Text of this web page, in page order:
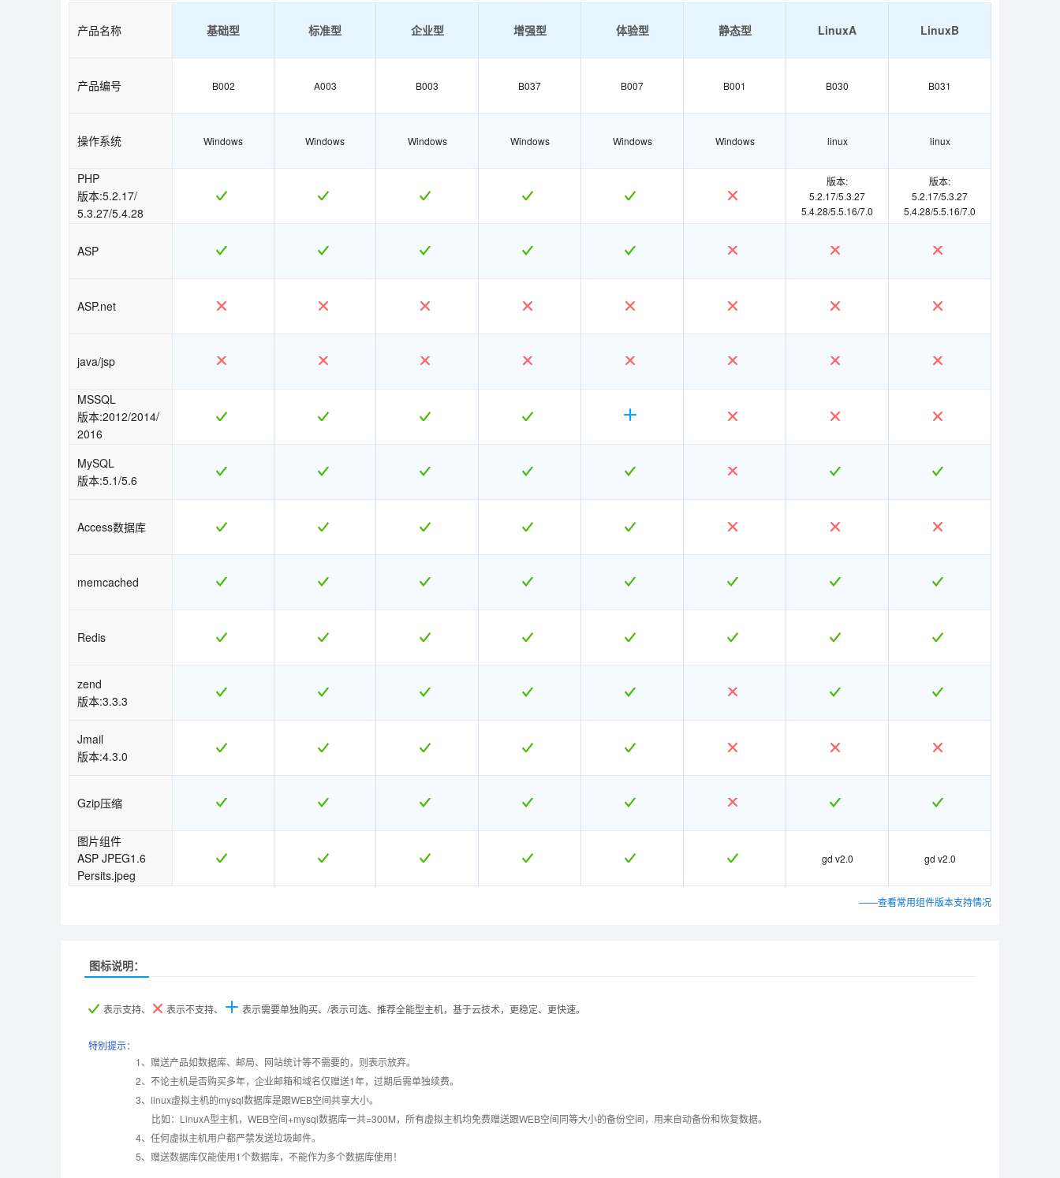
产品名称 基础型 标准型 企业型 增强型 体验型 静态型 LinuxA LinuxB
产品编号 B002 A003 B003 B037 B007 B001 B030 B031
操作系统 Windows Windows Windows Windows Windows Windows linux linux
PHP
版本:5.2.17/
5.3.27/5.4.28
版本:
5.2.17/5.3.27
5.4.28/5.5.16/7.0
版本:
5.2.17/5.3.27
5.4.28/5.5.16/7.0
ASP
ASP.net
java/jsp
MSSQL
版本:2012/2014/
2016
MySQL
版本:5.1/5.6
Access数据库
memcached
Redis
zend
版本:3.3.3
Jmail
版本:4.3.0
Gzip压缩
图片组件
ASP JPEG1.6
Persits.jpeg
gd v2.0 gd v2.0
——查看常用组件版本支持情况
产品名称
错误页面定义
产品名称
数据定期备份
数据自助恢复
图标说明：
表示支持、 表示不支持、 表示需要单独购买、/表示可选、推荐全能型主机，基于云技术，更稳定、更快速。
特别提示：
1、赠送产品如数据库、邮局、网站统计等不需要的，则表示放弃。
2、不论主机是否购买多年，企业邮箱和域名仅赠送1年，过期后需单独续费。
3、linux虚拟主机的mysql数据库是跟WEB空间共享大小。
比如：LinuxA型主机，WEB空间+mysql数据库一共=300M，所有虚拟主机均免费赠送跟WEB空间同等大小的备份空间，用来自动备份和恢复数据。
4、任何虚拟主机用户都严禁发送垃圾邮件。
5、赠送数据库仅能使用1个数据库，不能作为多个数据库使用！